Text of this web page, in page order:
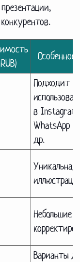
Подходит
в Instagram,
WhatsApp и
др.
Уникальная
Небольшие
Варианты